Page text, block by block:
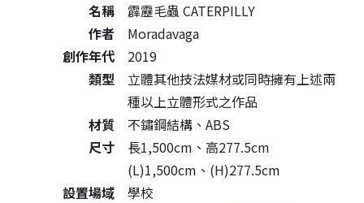
名稱
霹靂毛蟲 CATERPILLY
作者
Moradavaga
創作年代
2019
類型
立體其他技法媒材或同時擁有上述兩
種以上立體形式之作品
材質
不鏽鋼結構、ABS
尺寸
長1,500cm、高277.5cm
(L)1,500cm、(H)277.5cm
設置場域
學校